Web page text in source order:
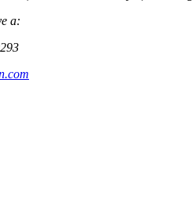
a: